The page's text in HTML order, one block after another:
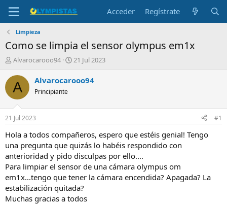
Acceder Regístrate
Limpieza
Como se limpia el sensor olympus em1x
I
i
c
a
d
o
r
e
l
t
e
m
a
Alvarocarooo94
F
c
i
n
c
i
o
21 Jul 2023
A Alvarocarooo94
Principiante
21 Jul 2023 #1
Hola a todos compañeros, espero que estéis genial! Tengo
una pregunta que quizás lo habéis respondido con
anterioridad y pido disculpas por ello....
Para limpiar el sensor de una cámara olympus om
em1x...tengo que tener la cámara encendida? Apagada? La
estabilización quitada?
Muchas gracias a todos